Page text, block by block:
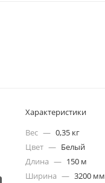
Характеристики
Вес — 0,35 кг
Цвет — Белый
Длина — 150 м
Ширина — 3200 мм